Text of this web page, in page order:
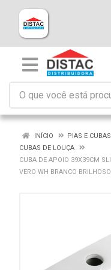
INÍCIO
PIAS E CUBAS
CUBAS DE LOUÇA
CUBA DE APOIO 39X39CM
VERO WH BRANCO